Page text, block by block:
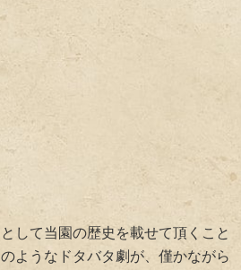
して当園の歴史を載せて頂くこと
ようなドタバタ劇が、僅かながら